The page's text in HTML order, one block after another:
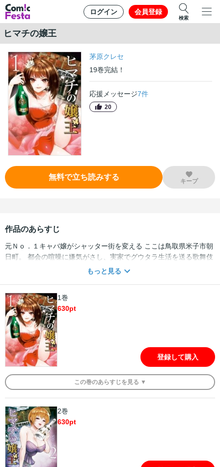
ログイン 会員登録
検索
ヒマチの嬢王
茅原クレセ
19巻完結！
応援メッセージ7件
20
無料で立ち読みする キープ
作品のあらすじ
元Ｎｏ．１キャバ嬢がシャッター街を変える ここは鳥取県米子市朝
日町。 都会の喧噪に嫌気がさし、実家でグウタラ生活を送る歌舞伎
町"元"NO.1キャバ嬢・アヤネ。 母の一喝により、実家の「スナッ
生ジュンが現れて… 「夜の街」での二人の出会いは、朝日町を、米
子市を、ひいては鳥取全体を活性化させる事になる。 【※この作品
は単話配信の「ヒマチの嬢王」1～8話を収録しております。重複購
入にご注意ください】
もっと見る
1巻
630pt
登録して購入
この巻のあらすじを 見る ▼
2巻
630pt